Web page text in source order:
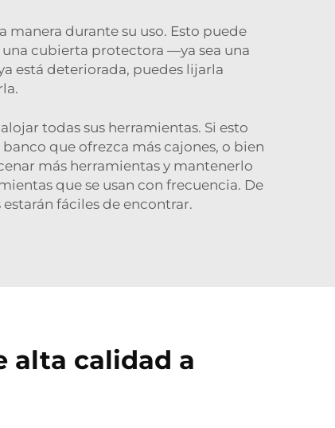
manera durante su uso. Esto puede
cubierta protectora —ya sea una
está deteriorada, puedes lijarla
todas sus herramientas. Si esto
que ofrezca más cajones, o bien
más herramientas y mantenerlo
que se usan con frecuencia. De
fáciles de encontrar.
alta calidad a